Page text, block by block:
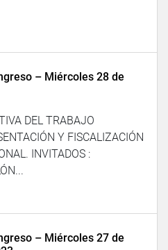
– Miércoles 28 de
DEL TRABAJO
Y FISCALIZACIÓN
INVITADOS :
– Miércoles 27 de